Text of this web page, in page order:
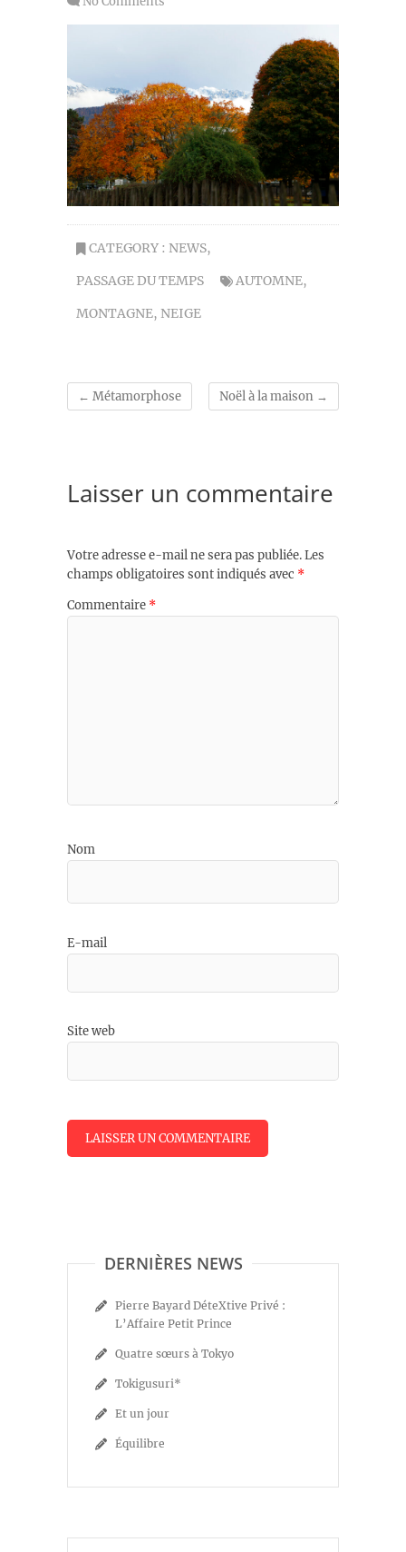
CATEGORY : NEWS,
PASSAGE DU TEMPS
AUTOMNE,
MONTAGNE, NEIGE
← Métamorphose Noël à la maison →
Laisser un commentaire
Votre adresse e-mail ne sera pas publiée.Les
champs obligatoires sont indiqués avec *
Commentaire *
Nom
E-mail
Site web
DERNIÈRES NEWS
Pierre Bayard DéteXtive Privé :
L’Affaire Petit Prince
Quatre sœurs à Tokyo
Tokigusuri*
Et un jour
Équilibre